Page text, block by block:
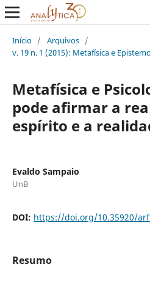
Início / Arquivos /
v. 19 n. 1 (2015): Metafísica e
Metafísica e
pode afirmar a
espírito e a
Evaldo Sampaio
UnB
DOI: https://doi.org/10.35920/
Resumo